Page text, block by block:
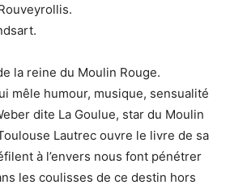
la reine du Moulin Rouge.
mêle humour, musique, sensualité
dite La Goulue, star du Moulin
Lautrec ouvre le livre de sa
à l’envers nous font pénétrer
les coulisses de ce destin hors